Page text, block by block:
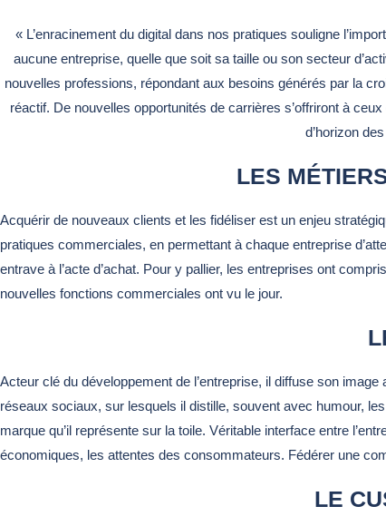
« L’enracinement du digital dans nos pratiques souligne
aucune entreprise, quelle que soit sa taille ou son secteur
nouvelles professions, répondant aux besoins générés par la
réactif. De nouvelles opportunités de carrières s’offriront à
d’horizon
LES
Acquérir de nouveaux clients et les fidéliser est un enjeu
pratiques commerciales, en permettant à chaque entreprise
entrave à l’acte d’achat. Pour y pallier, les entreprises ont
nouvelles fonctions commerciales ont vu le jour.
Acteur clé du développement de l’entreprise, il diffuse son
réseaux sociaux, sur lesquels il distille, souvent avec humour,
marque qu’il représente sur la toile. Véritable interface entre
économiques, les attentes des consommateurs. Fédérer une
LE